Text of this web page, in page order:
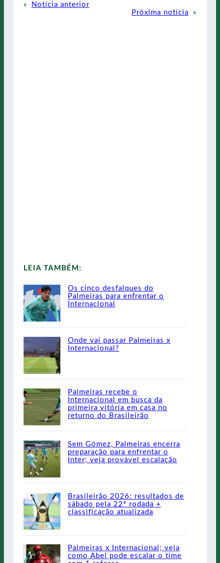
«
Notícia anterior
Próxima notícia
»
LEIA TAMBÉM:
Os cinco desfalques do
Palmeiras para enfrentar o
Internacional
Onde vai passar Palmeiras x
Internacional?
Palmeiras recebe o
Internacional em busca da
primeira vitória em casa no
returno do Brasileirão
Sem Gómez, Palmeiras encerra
preparação para enfrentar o
Inter; veja provável escalação
Brasileirão 2026: resultados de
sábado pela 22ª rodada +
classificação atualizada
Palmeiras x Internacional; veja
como Abel pode escalar o time